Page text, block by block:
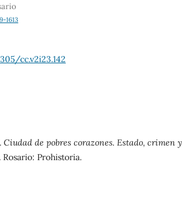
1613
cc.v2i23.142
Ciudad de pobres corazones. Estado, crimen y
. Rosario: Prohistoria.